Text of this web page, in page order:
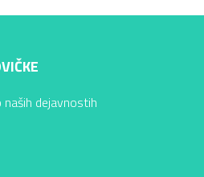
dejavnostih